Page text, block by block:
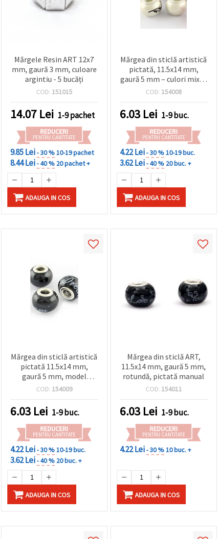
Mărgele Resin ART 12x7
mm, gaură 3 mm, culoare
argintiu - 5 bucăți
COD: 151015
14.07 Lei 1-9 pachet
REDUCERI
PENTRU CANTITATE
9.85 Lei- 30 %10-19 pachet
8.44 Lei- 40 % 20 pachet +
ADAUGA IN COS
Mărgea din sticlă artistică
pictată, 11.5x14 mm,
gaură 5 mm – culori mixte
– perfectă pentru bijuterii
COD: 154008
6.03 Lei 1-9 buc.
REDUCERI
PENTRU CANTITATE
4.22 Lei- 30 %10-19 buc.
3.62 Lei- 40 % 20 buc. +
ADAUGA IN COS
Mărgea din sticlă artistică
pictată 11.5x14 mm,
gaură 5 mm, model
colorat, pentru
COD: 154009
6.03 Lei 1-9 buc.
REDUCERI
PENTRU CANTITATE
4.22 Lei- 30 %10-19 buc.
3.62 Lei- 40 % 20 buc. +
ADAUGA IN COS
Mărgea din sticlă ART,
11.5x14 mm, gaură 5 mm,
rotundă, pictată manual
COD: 154011
6.03 Lei 1-9 buc.
REDUCERI
PENTRU CANTITATE
4.22 Lei- 30 %10 buc. +
ADAUGA IN COS